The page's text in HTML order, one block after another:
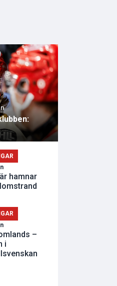
hamnar
–
i